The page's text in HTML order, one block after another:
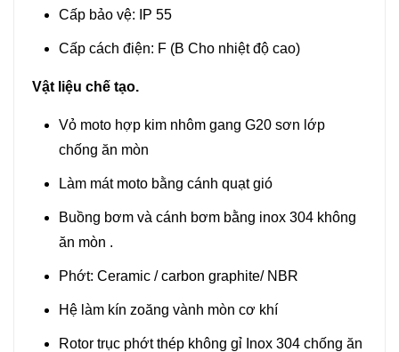
Cấp bảo vệ: IP 55
Cấp cách điện: F (B Cho nhiệt độ cao)
Vật liệu chế tạo.
Vỏ moto hợp kim nhôm gang G20 sơn lớp
chống ăn mòn
Làm mát moto bằng cánh quạt gió
Buồng bơm và cánh bơm bằng inox 304 không
ăn mòn .
Phớt: Ceramic / carbon graphite/ NBR
Hệ làm kín zoăng vành mòn cơ khí
Rotor trục phớt thép không gỉ Inox 304 chống ăn